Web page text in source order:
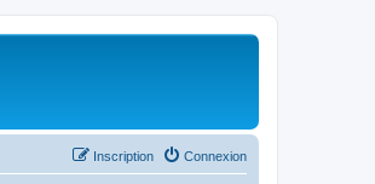
Connexion
Inscription